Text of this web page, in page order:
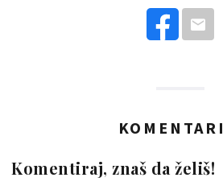
KOMENTARI
Komentiraj, znaš da želiš!